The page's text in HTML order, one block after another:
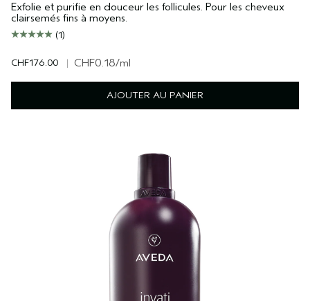
Exfolie et purifie en douceur les follicules. Pour les cheveux
clairsemés fins à moyens.
(1)
CHF176.00 | CHF0.18/ml
AJOUTER AU PANIER